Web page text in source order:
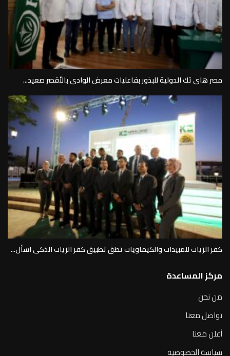
مصر هاى تك الدولية للبذور بفاعليات معرض الوادى بالأقصر صعيد...
كفر الزيات للمبيدات والكيماويات تطق تطبيق كفر الزيات الذكى اسأل...
مركز المساعدة
من نحن
تواصل معنا
أعلن معنا
سياسة الخصوصية